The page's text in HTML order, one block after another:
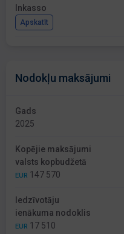
Inkasso
Apskatīt
Nodokļu maksājumi
Gads
2025
Kopējie maksājumi
valsts kopbudžetā
EUR 147 570
Iedzīvotāju
ienākuma nodoklis
EUR 17 510